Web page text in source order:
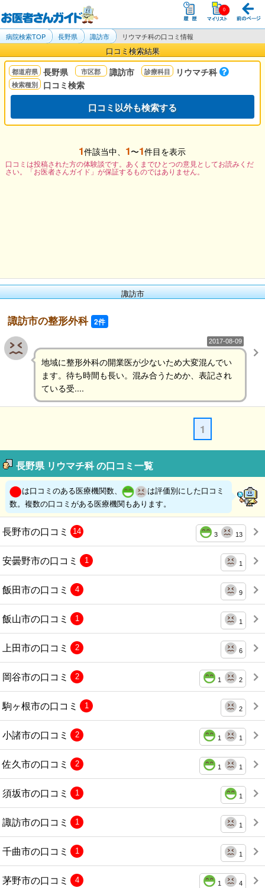
病院検索TOP 長野県 諏訪市 リウマチ科の口コミ情報
口コミ検索結果
長野県 諏訪市
リウマチ科
口コミ検索
口コミ以外も検索する
1件該当中、 1〜1件目を表示
口コミは投稿された方の体験談です。あくまでひとつの意見としてお読みくだ
さい。「お医者さんガイド」が保証するものではありません。
諏訪市
諏訪市の整形外科 2件
2017-08-09
地域に整形外科の開業医が少ないため大変混んでい
ます。待ち時間も長い。混み合うためか、表記され
ている受....
1
長野県 リウマチ科 の口コミ一覧
は口コミのある医療機関数、
は評価別にした口コミ
数。複数の口コミがある医療機関もあります。
長野市の口コミ 3 13
14
安曇野市の口コミ 1
1
飯田市の口コミ 9
4
飯山市の口コミ 1
1
上田市の口コミ 6
2
岡谷市の口コミ 1 2
2
駒ヶ根市の口コミ 2
1
小諸市の口コミ 1 1
2
佐久市の口コミ 1 1
2
須坂市の口コミ 1
1
諏訪市の口コミ 1
1
千曲市の口コミ 1
1
茅野市の口コミ 1 4
4